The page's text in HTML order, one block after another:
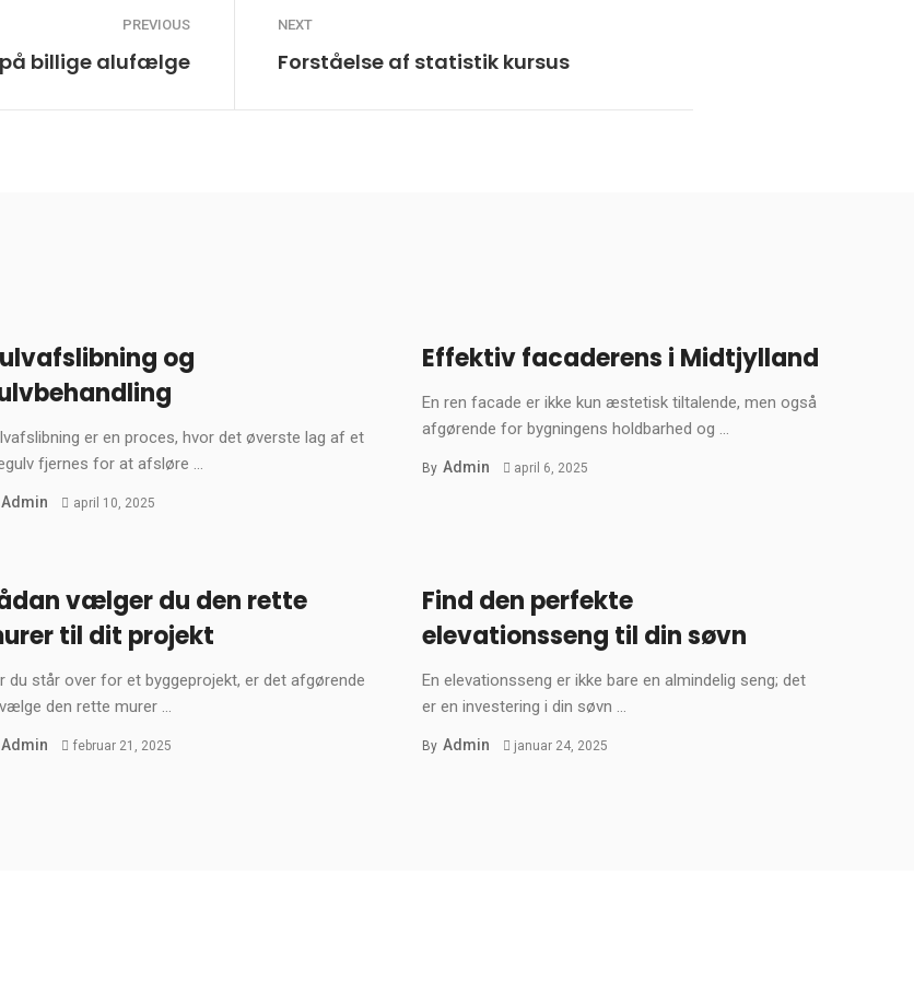
PREVIOUS
billige alufælge
NEXT
Forståelse af statistik kursus
og
er en proces, hvor det øverste lag af et
fjernes for at afsløre ...
Admin april 10, 2025
Effektiv facaderens i Midtjylland
En ren facade er ikke kun æstetisk tiltalende, men også
afgørende for bygningens holdbarhed og ...
By Admin april 6, 2025
vælger du den rette
til dit projekt
du står over for et byggeprojekt, er det afgørende
den rette murer ...
Admin februar 21, 2025
Find den perfekte
elevationsseng til din søvn
En elevationsseng er ikke bare en almindelig seng; det
er en investering i din søvn ...
By Admin januar 24, 2025